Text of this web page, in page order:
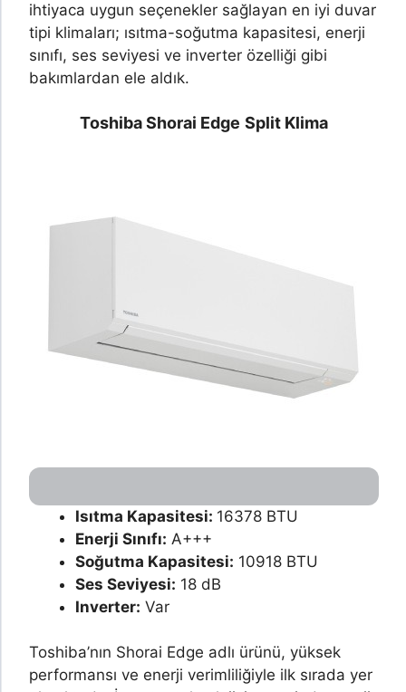
ihtiyaca uygun seçenekler sağlayan en iyi duvar
tipi klimaları; ısıtma-soğutma kapasitesi, enerji
sınıfı, ses seviyesi ve inverter özelliği gibi
bakımlardan ele aldık.
Toshiba Shorai Edge Split Klima
Isıtma Kapasitesi: 16378 BTU
Enerji Sınıfı: A+++
Soğutma Kapasitesi: 10918 BTU
Ses Seviyesi: 18 dB
Inverter: Var
Toshiba’nın Shorai Edge adlı ürünü, yüksek
performansı ve enerji verimliliğiyle ilk sırada yer